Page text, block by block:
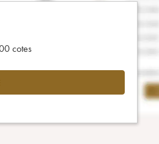
cotes